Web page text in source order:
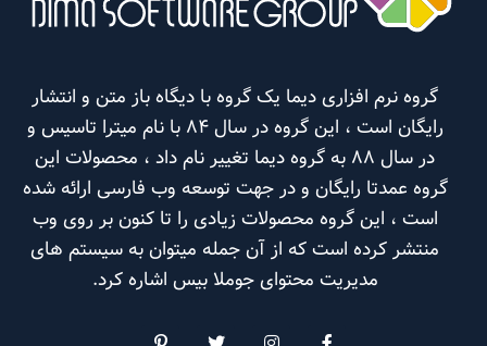
گروه نرم افزاری دیما یک گروه با دیگاه باز متن و انتشار
رایگان است ، این گروه در سال 84 با نام میترا تاسیس و
در سال 88 به گروه دیما تغییر نام داد ، محصولات این
گروه عمدتا رایگان و در جهت توسعه وب فارسی ارائه شده
است ، این گروه محصولات زیادی را تا کنون بر روی وب
منتشر کرده است که از آن جمله میتوان به سیستم های
مدیریت محتوای جوملا بیس اشاره کرد.